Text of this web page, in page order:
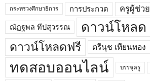
กระทรวงศึกษาธิการ การประกวด ครูผู้ช่วย
ณัฏฐพล ทีปสุวรรณ ดาวน์โหลด
ดาวน์โหลดฟรี ตรีนุช เทียนทอง
ทดสอบออนไลน์ บรรจุครู